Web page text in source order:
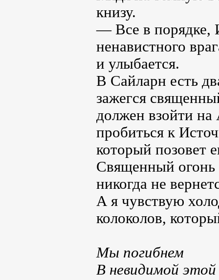
книзу.
— Все в порядке,
ненавистного
и улыбается.
В Сайларн есть
зажегся
должен взойти
пробиться к
который позовет
Священный огонь
никогда не
А я чувствую
колоколов,
Мы погибнем
В невидимой этой